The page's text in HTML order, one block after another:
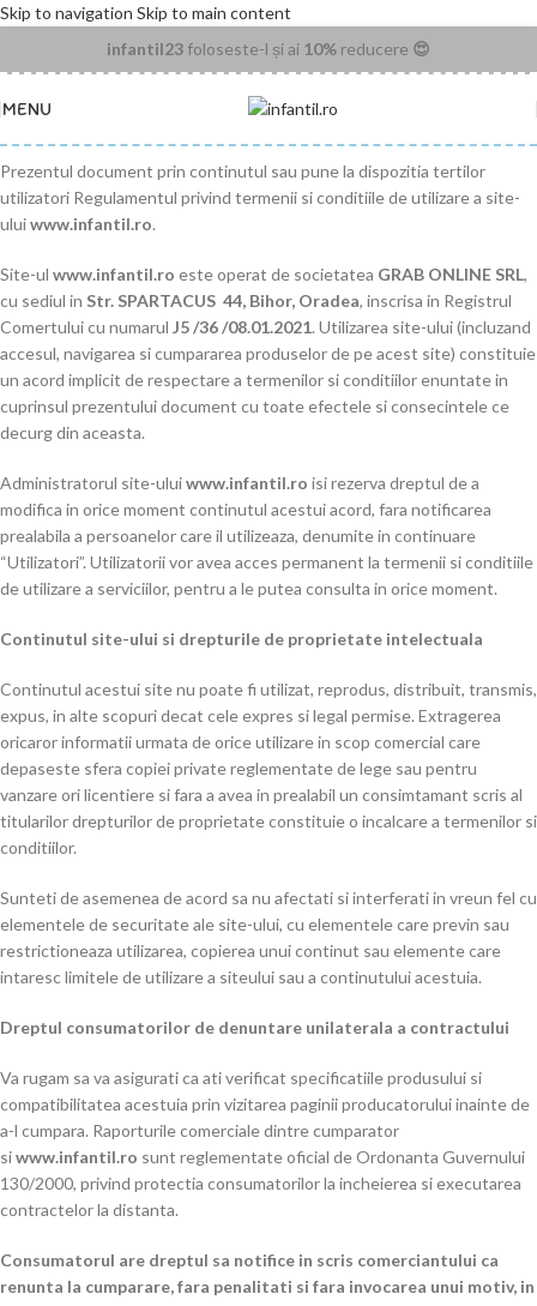
Skip to navigation Skip to main content
infantil23 foloseste-l și ai 10% reducere 😍
MENU
Prezentul document prin continutul sau pune la dispozitia tertilor
utilizatori Regulamentul privind termenii si conditiile de utilizare a site-
uluiwww.infantil.ro.
Site-ul www.infantil.ro este operat de societatea GRAB ONLINE SRL,
cu sediul in Str. SPARTACUS 44, Bihor, Oradea, inscrisa in Registrul
Comertului cu numarul J5 /36 /08.01.2021. Utilizarea site-ului (incluzand
accesul, navigarea si cumpararea produselor de pe acest site) constituie
un acord implicit de respectare a termenilor si conditiilor enuntate in
cuprinsul prezentului document cu toate efectele si consecintele ce
decurg din aceasta.
Administratorul site-uluiwww.infantil.ro isi rezerva dreptul de a
modifica in orice moment continutul acestui acord, fara notificarea
prealabila a persoanelor care il utilizeaza, denumite in continuare
“Utilizatori”. Utilizatorii vor avea acces permanent la termenii si conditiile
de utilizare a serviciilor, pentru a le putea consulta in orice moment.
Continutul site-ului si drepturile de proprietate intelectuala
Continutul acestui site nu poate fi utilizat, reprodus, distribuit, transmis,
expus, in alte scopuri decat cele expres si legal permise. Extragerea
oricaror informatii urmata de orice utilizare in scop comercial care
depaseste sfera copiei private reglementate de lege sau pentru
vanzare ori licentiere si fara a avea in prealabil un consimtamant scris al
titularilor drepturilor de proprietate constituie o incalcare a termenilor si
conditiilor.
Sunteti de asemenea de acord sa nu afectati si interferati in vreun fel cu
elementele de securitate ale site-ului, cu elementele care previn sau
restrictioneaza utilizarea, copierea unui continut sau elemente care
intaresc limitele de utilizare a siteului sau a continutului acestuia.
Dreptul consumatorilor de denuntare unilaterala a contractului
Va rugam sa va asigurati ca ati verificat specificatiile produsului si
compatibilitatea acestuia prin vizitarea paginii producatorului inainte de
a-l cumpara. Raporturile comerciale dintre cumparator
siwww.infantil.ro sunt reglementate oficial de Ordonanta Guvernului
130/2000, privind protectia consumatorilor la incheierea si executarea
contractelor la distanta.
Consumatorul are dreptul sa notifice in scris comerciantului ca
renunta la cumparare, fara penalitati si fara invocarea unui motiv, in